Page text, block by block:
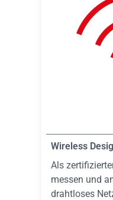
Wireless
Als
messen und
drahtloses